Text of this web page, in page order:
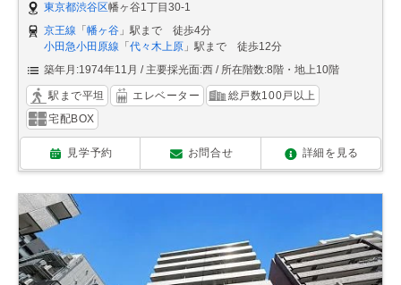
東京都渋谷区幡ヶ谷1丁目30-1
京王線 「 幡ヶ谷 」駅まで 徒歩4分
小田急小田原線 「 代々木上原 」駅まで 徒歩12分
築年月:1974年11月
主要採光面:西 所在階数:8階・地上10階
駅まで平坦 エレベーター
総戸数100戸以上
宅配BOX
見学予約 お問合せ 詳細を見る